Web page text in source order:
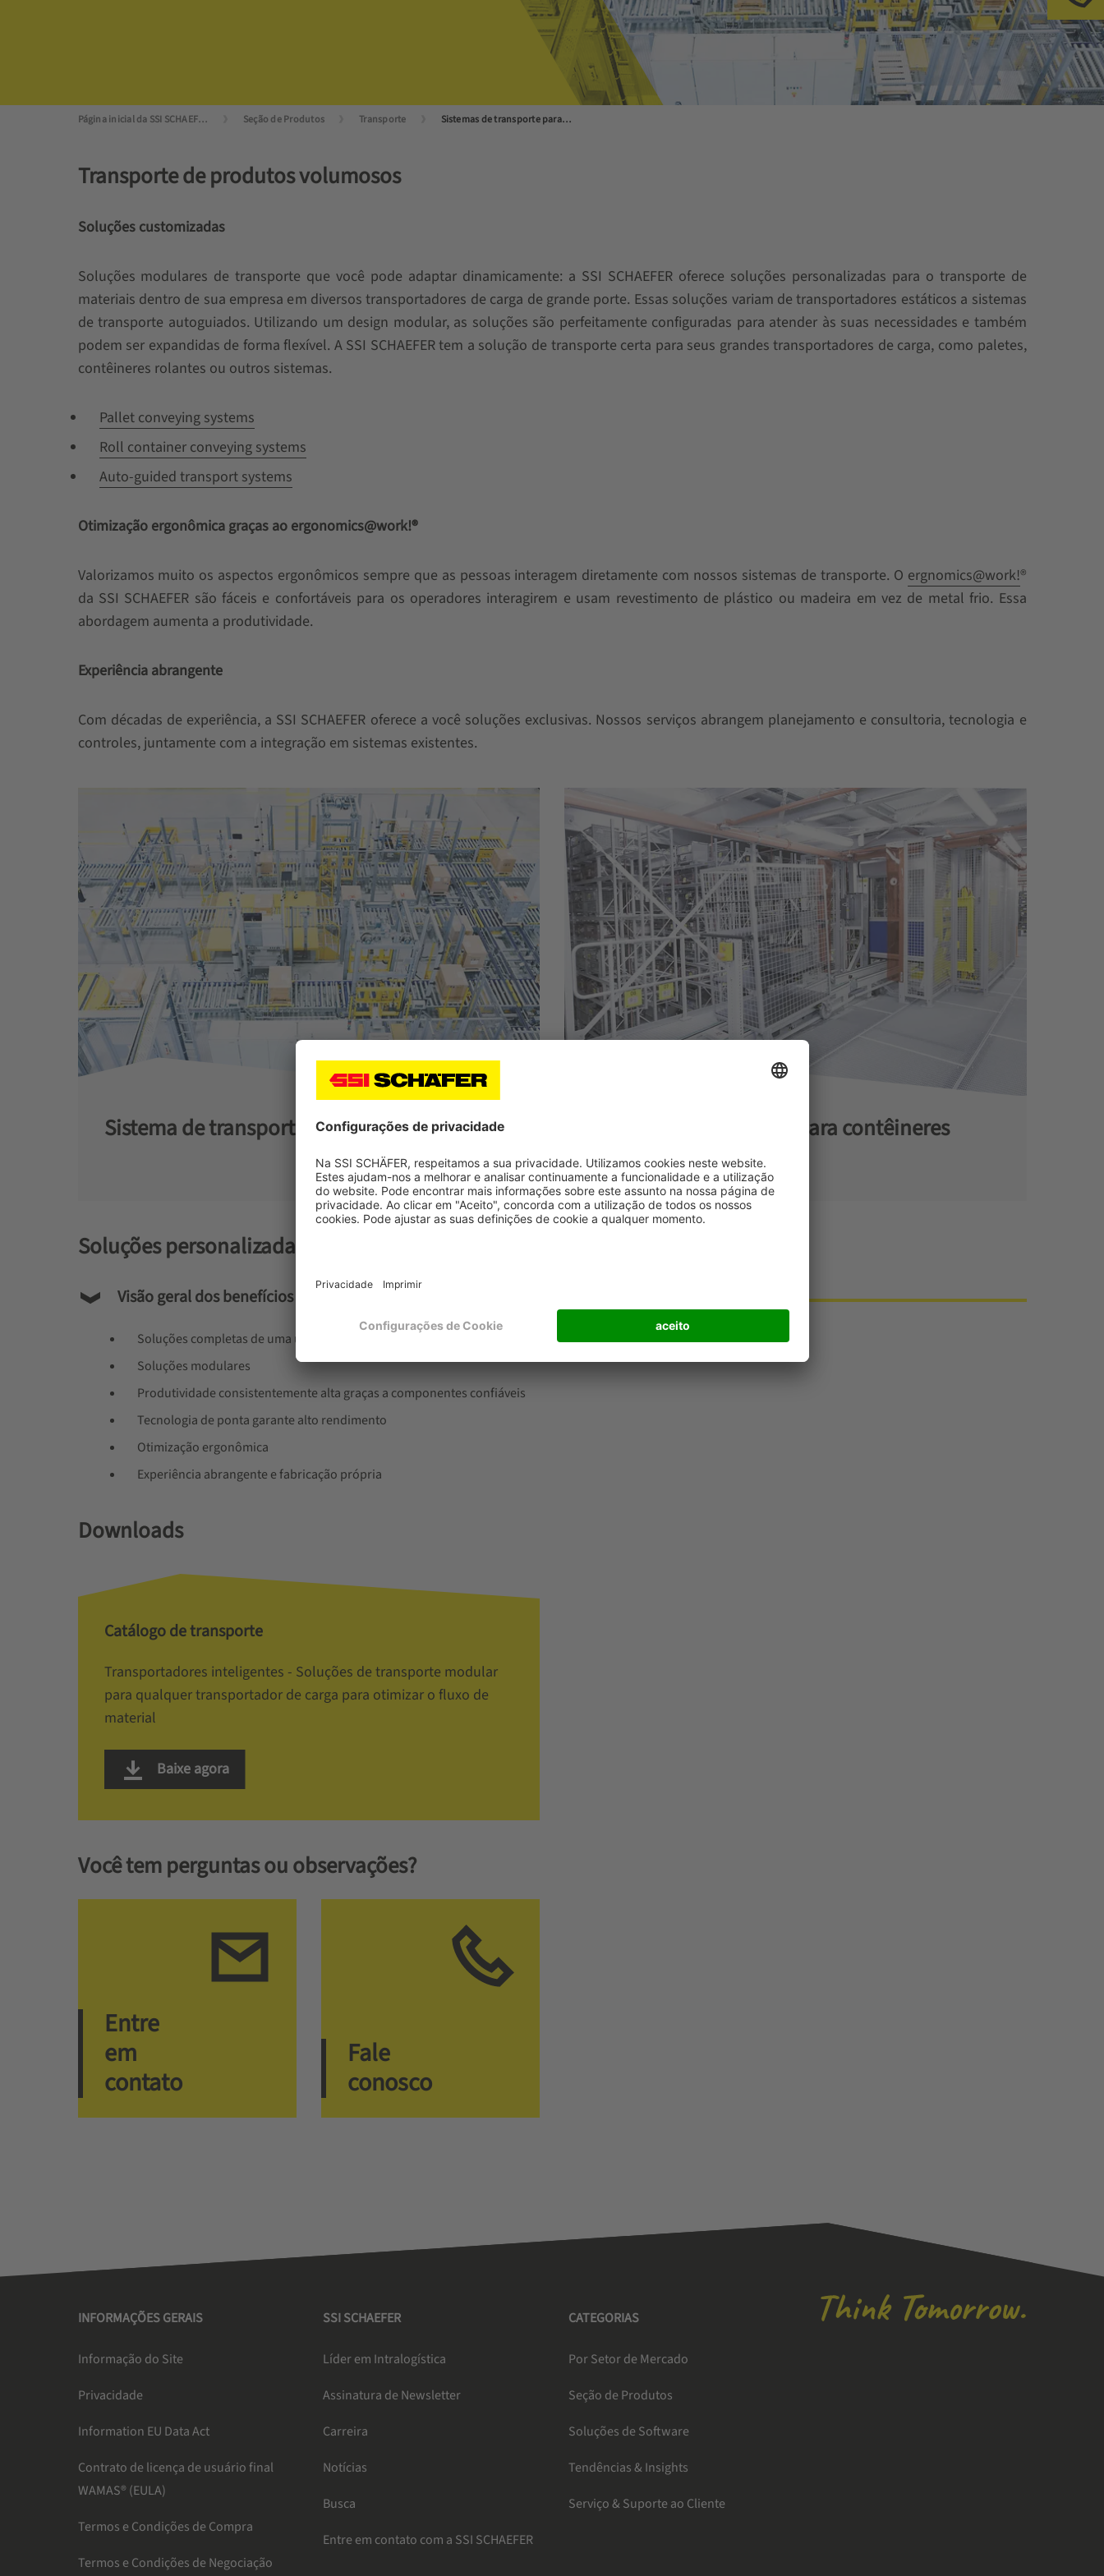
Página inicial da SSI SCHAEFER Seção de Produtos Transporte Sistemas de transporte para produtos volumosos
Transporte de produtos volumosos
Soluções customizadas
Soluções modulares de transporte que você pode adaptar dinamicamente: a SSI SCHAEFER oferece soluções personalizadas para o transporte de
materiais dentro de sua empresa em diversos transportadores de carga de grande porte. Essas soluções variam de transportadores estáticos a sistemas
de transporte autoguiados. Utilizando um design modular, as soluções são perfeitamente configuradas para atender às suas necessidades e também
podem ser expandidas de forma flexível. A SSI SCHAEFER tem a solução de transporte certa para seus grandes transportadores de carga, como paletes,
contêineres rolantes ou outros sistemas.
Pallet conveying systems
Roll container conveying systems
Auto-guided transport systems
Otimização ergonômica graças ao ergonomics@work!®
Valorizamos muito os aspectos ergonômicos sempre que as pessoas interagem diretamente com nossos sistemas de transporte. O ergnomics@work!®
da SSI SCHAEFER são fáceis e confortáveis ​​para os operadores interagirem e usam revestimento de plástico ou madeira em vez de metal frio. Essa
abordagem aumenta a produtividade.
Experiência abrangente
Com décadas de experiência, a SSI SCHAEFER oferece a você soluções exclusivas. Nossos serviços abrangem planejamento e consultoria, tecnologia e
controles, juntamente com a integração em sistemas existentes.
Sistema de transporte de paletes
Sistema de transporte para contêineres
rolantes
Soluções personalizadas
Visão geral dos benefícios
Soluções completas de uma única fonte
Soluções modulares
Produtividade consistentemente alta graças a componentes confiáveis
Tecnologia de ponta garante alto rendimento
Otimização ergonômica
Experiência abrangente e fabricação própria
Downloads
Catálogo de transporte
Transportadores inteligentes - Soluções de transporte modular
para qualquer transportador de carga para otimizar o fluxo de
material
Baixe agora
Você tem perguntas ou observações?
Entre
em
contato
Fale
conosco
INFORMAÇÕES GERAIS
Informação do Site
Privacidade
Information EU Data Act
Contrato de licença de usuário final
WAMAS® (EULA)
Termos e Condições de Compra
Termos e Condições de Negociação
SSI SCHAEFER
Líder em Intralogística
Assinatura de Newsletter
Carreira
Notícias
Busca
Entre em contato com a SSI SCHAEFER
CATEGORIAS
Por Setor de Mercado
Seção de Produtos
Soluções de Software
Tendências & Insights
Serviço & Suporte ao Cliente